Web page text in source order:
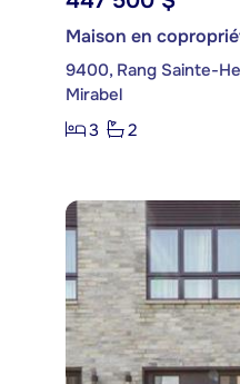
Maison en
9400, Rang Sainte-
Mirabel
3
2